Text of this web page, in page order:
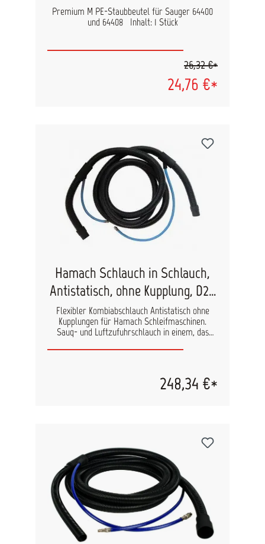
Aufbewahrungsboxen zur praktischen
Werkzeugaufbewahrung. Wird mit einem 4 m
anspruchsvolle Staubabsaugung Automatische
Filterreinigung + Push-to-Clean Kompakt, leise &
Trockeneinsatz, 17L Behältervolumen Bluetooth-
Premium M PE-Staubbeutel für Sauger 64400
und 64408 Inhalt: 1 Stück
24,76 €*
26,32 €*
Hamach Schlauch in Schlauch,
Antistatisch, ohne Kupplung, D29
mm, 4m
Flexibler Kombiabschlauch Antistatisch ohne
Kupplungen für Hamach Schleifmaschinen.
Saug- und Luftzufuhrschlauch in einem, das
Werkstatt. Der Zuluftschlauch ist in der Länge
248,34 €*